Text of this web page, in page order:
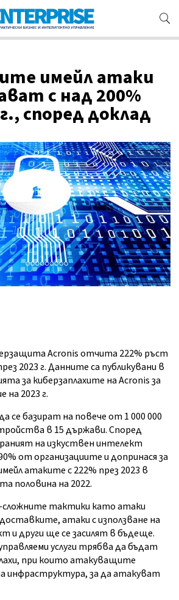
имейл атаки
с над 200%
според доклад
Acronis отчита 222% ръст
2023 г. Данните са публикувани в
за киберзаплахите на Acronis за
на 2023 г.
се базират на повече от 1 000 000
в 15 държави. Според
на изкуствен интелект
от организациитеи допринася за
атаките с 222% през 2023 в
половина на 2022.
сложните тактики като атаки
атаки с използване на
и други ще се засилят в бъдеще.
услуги трябва да бъдат
при които атакуващите
инфраструктура, за да атакуват